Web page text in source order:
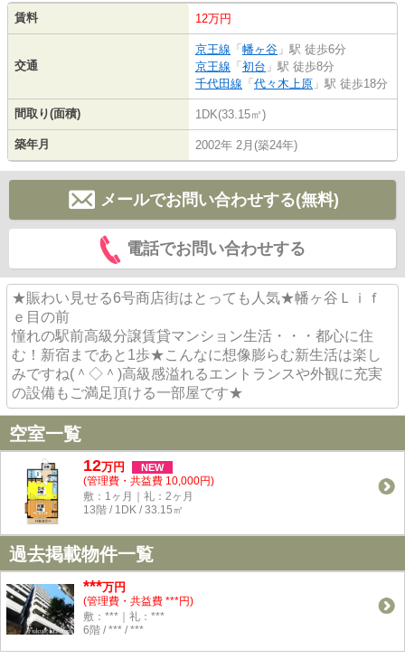
賃料 12万円
交通
京王線 「 幡ヶ谷 」駅 徒歩6分
京王線 「 初台 」駅 徒歩8分
千代田線 「 代々木上原 」駅 徒歩18分
間取り(面積) 1DK(33.15㎡)
築年月 2002年 2月(築24年)
メールでお問い合わせする(無料)
電話でお問い合わせする
★賑わい見せる6号商店街はとっても人気★幡ヶ谷Ｌｉｆ
ｅ目の前
憧れの駅前高級分譲賃貸マンション生活・・・都心に住
む！新宿まであと1歩★こんなに想像膨らむ新生活は楽し
みですね(＾◇＾)高級感溢れるエントランスや外観に充実
の設備もご満足頂ける一部屋です★
空室一覧
12万円 NEW
(管理費・共益費 10,000円)
敷：1ヶ月｜礼：2ヶ月
13階 / 1DK / 33.15㎡
過去掲載物件一覧
***万円
(管理費・共益費 ***円)
敷：***｜礼：***
6階 / *** / ***